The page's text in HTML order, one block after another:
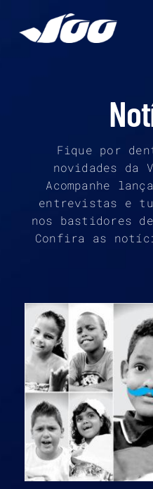
para
Fique por
novidades da
Acompanhe
entrevistas e
nos bastidores
Confira as